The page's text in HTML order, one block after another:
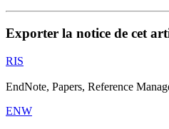
Exporter la notice de cet
RIS
EndNote, Papers, Reference
ENW